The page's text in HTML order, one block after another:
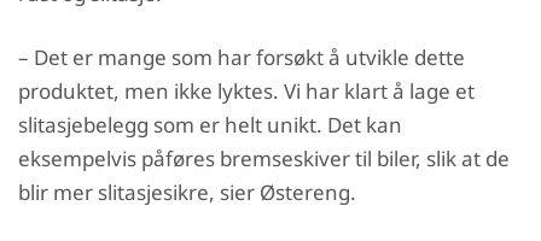
– Det er mange som har forsøkt å utvikle dette
produktet, men ikke lyktes. Vi har klart å lage et
slitasjebelegg som er helt unikt. Det kan
eksempelvis påføres bremseskiver til biler, slik at de
blir mer slitasjesikre, sier Østereng.